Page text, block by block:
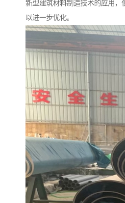
新型建筑材料制造技术的应用，
以进一步优化。